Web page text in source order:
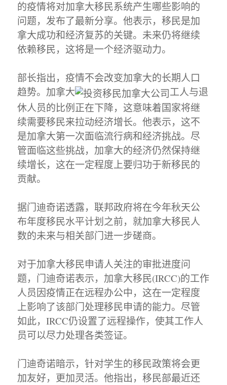
的疫情将对加拿大移民系统产生哪些影响的
问题，发布了最新分享。他表示，移民是加
拿大成功和经济复苏的关键。未来仍将继续
依赖移民，这将是一个经济驱动力。
部长指出，疫情不会改变加拿大的长期人口
趋势。加拿大
工人与退
休人员的比例正在下降，这意味着国家将继
续需要移民来拉动经济增长。他表示，这不
是加拿大第一次面临流行病和经济挑战。尽
管面临这些挑战，加拿大的经济仍然保持继
续增长，这在一定程度上要归功于新移民的
贡献。
据门迪奇诺透露，联邦政府将在今年秋天公
布年度移民水平计划之前，就加拿大移民人
数的未来与相关部门进一步磋商。
对于加拿大移民申请人关注的审批进度问
题，门迪奇诺表示，加拿大移民(IRCC)的工作
人员因疫情正在远程办公中，这在一定程度
上影响了该部门处理移民申请的能力。尽管
如此，IRCC仍设置了远程操作，使其工作人
员可以尽力处理各类签证。
门迪奇诺暗示，针对学生的移民政策将会更
加友好，更加灵活。他指出，移民部最近还